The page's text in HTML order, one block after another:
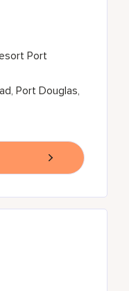
Port Douglas,
Port